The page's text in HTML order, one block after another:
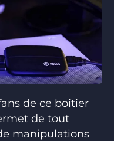
de ce boitier
de tout
manipulations